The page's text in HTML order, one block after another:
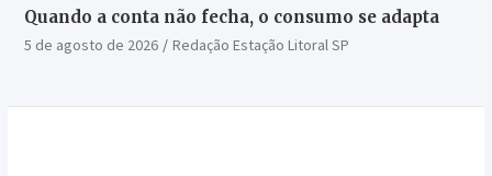
Quando a conta não fecha, o consumo se adapta
5 de agosto de 2026 Redação Estação Litoral SP